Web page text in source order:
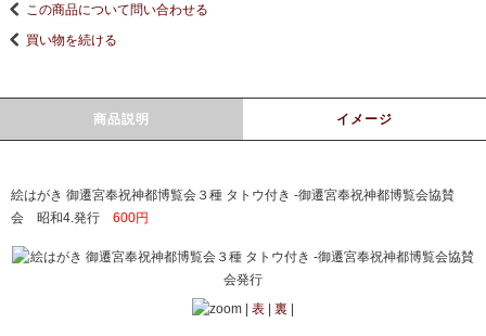
この商品について問い合わせる
買い物を続ける
商品説明 イメージ
絵はがき 御遷宮奉祝神都博覧会３種 タトウ付き -御遷宮奉祝神都博覧会協賛
会 昭和4.発行 600円
表 裏